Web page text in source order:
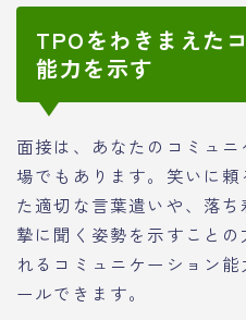
TPOをわきまえた
能力を示す
面接は、あなたのコミュ
場でもあります。笑いに
た適切な言葉遣いや、落
摯に聞く姿勢を示すこと
れるコミュニケーション
ールできます。